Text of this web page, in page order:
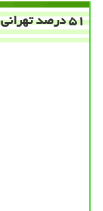
۵۱ درصد تهرانی ها صاحب خانه نیستند